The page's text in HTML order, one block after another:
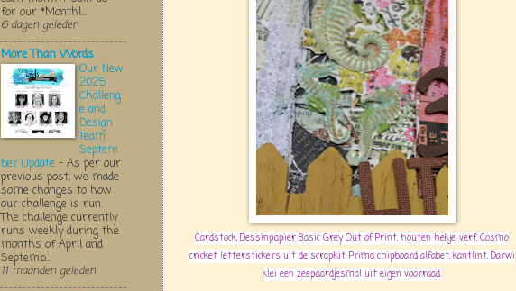
Cardstock, Dessinpapier Basic Grey Out of Print, houten hekje, verf, Cosmo
cricket letterstickers uit de scrapkit. Prima chipboard alfabet, kantlint, Darwi
klei een zeepaardjesmal uit eigen voorraad.
for our *Monthl...
6 dagen geleden
More Than Words
Our New
2025
Challeng
e and
Design
Team
Septem
ber Update - As per our
previous post, we made
some changes to how
our challenge is run.
The challenge currently
runs weekly during the
months of April and
Septemb...
11 maanden geleden